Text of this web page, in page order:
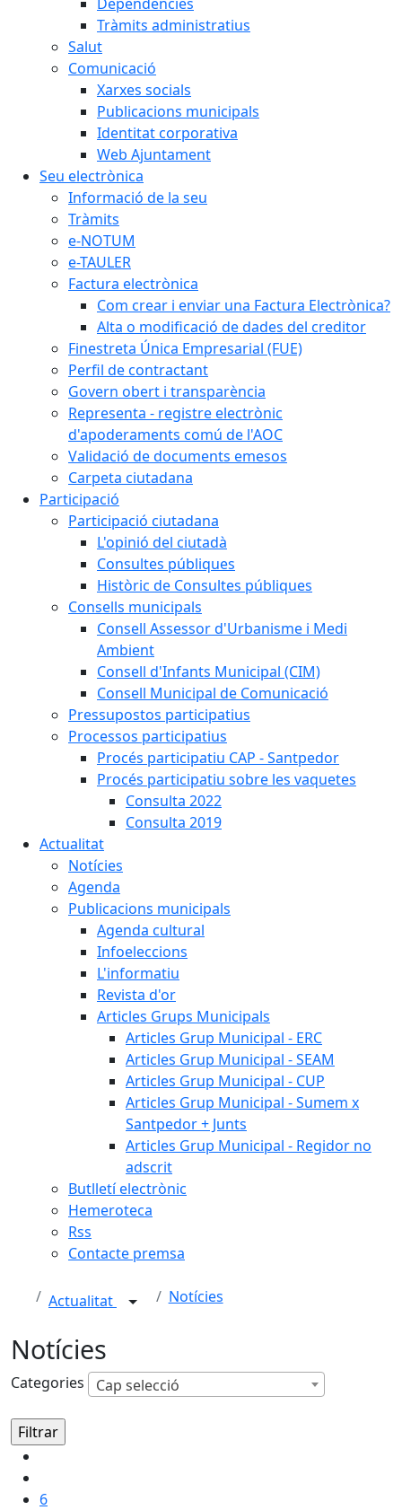
Tràmits administratius
Salut
Comunicació
Xarxes socials
Publicacions municipals
Identitat corporativa
Web Ajuntament
Seu electrònica
Informació de la seu
Tràmits
e-NOTUM
e-TAULER
Factura electrònica
Com crear i enviar una Factura Electrònica?
Alta o modificació de dades del creditor
Finestreta Única Empresarial (FUE)
Perfil de contractant
Govern obert i transparència
Representa - registre electrònic
d'apoderaments comú de l'AOC
Validació de documents emesos
Carpeta ciutadana
Participació
Participació ciutadana
L'opinió del ciutadà
Consultes públiques
Històric de Consultes públiques
Consells municipals
Consell Assessor d'Urbanisme i Medi
Ambient
Consell d'Infants Municipal (CIM)
Consell Municipal de Comunicació
Pressupostos participatius
Processos participatius
Procés participatiu CAP - Santpedor
Procés participatiu sobre les vaquetes
Consulta 2022
Consulta 2019
Actualitat
Notícies
Agenda
Publicacions municipals
Agenda cultural
Infoeleccions
L'informatiu
Revista d'or
Articles Grups Municipals
Articles Grup Municipal - ERC
Articles Grup Municipal - SEAM
Articles Grup Municipal - CUP
Articles Grup Municipal - Sumem x
Santpedor + Junts
Articles Grup Municipal - Regidor no
adscrit
Butlletí electrònic
Hemeroteca
Rss
Contacte premsa
Actualitat Notícies
Notícies
Categories Cap selecció
6